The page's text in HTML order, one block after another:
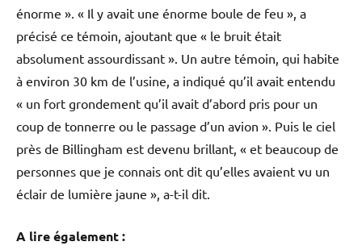
énorme ». « Il y avait une énorme boule de feu », a
précisé ce témoin, ajoutant que « le bruit était
absolument assourdissant ». Un autre témoin, qui habite
à environ 30 km de l’usine, a indiqué qu’il avait entendu
« un fort grondement qu’il avait d’abord pris pour un
coup de tonnerre ou le passage d’un avion ». Puis le ciel
près de Billingham est devenu brillant, « et beaucoup de
personnes que je connais ont dit qu’elles avaient vu un
éclair de lumière jaune », a-t-il dit.
A lire également :